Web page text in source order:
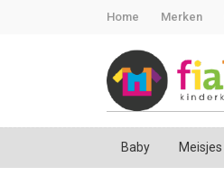
Home Merken
Baby Meisjes